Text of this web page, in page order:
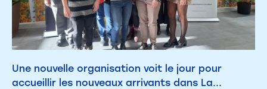
Une nouvelle organisation voit le jour pour
accueillir les nouveaux arrivants dans La...